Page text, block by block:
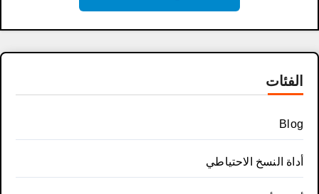
الفئات
Blog
أداة النسخ الاحتياطي